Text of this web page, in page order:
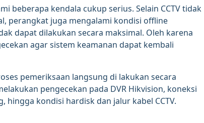
beberapa kendala cukup serius. Selain CCTV tidak
perangkat juga mengalami kondisi offline
dapat dilakukan secara maksimal. Oleh karena
agar sistem keamanan dapat kembali
pemeriksaan langsung di lakukan secara
pengecekan pada DVR Hikvision, koneksi
kondisi hardisk dan jalur kabel CCTV.